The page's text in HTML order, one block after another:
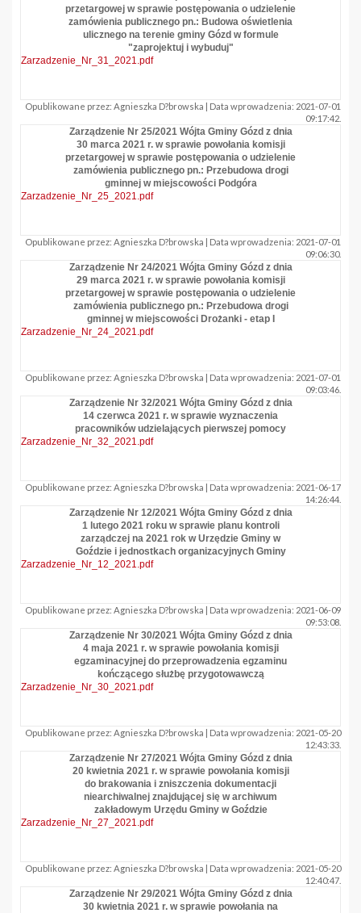
przetargowej w sprawie postępowania o udzielenie
zamówienia publicznego pn.: Budowa oświetlenia
ulicznego na terenie gminy Gózd w formule
"zaprojektuj i wybuduj"
Zarzadzenie_Nr_31_2021.pdf
Opublikowane przez: Agnieszka D?browska | Data wprowadzenia: 2021-07-01
09:17:42.
Zarządzenie Nr 25/2021 Wójta Gminy Gózd z dnia
30 marca 2021 r. w sprawie powołania komisji
przetargowej w sprawie postępowania o udzielenie
zamówienia publicznego pn.: Przebudowa drogi
gminnej w miejscowości Podgóra
Zarzadzenie_Nr_25_2021.pdf
Opublikowane przez: Agnieszka D?browska | Data wprowadzenia: 2021-07-01
09:06:30.
Zarządzenie Nr 24/2021 Wójta Gminy Gózd z dnia
29 marca 2021 r. w sprawie powołania komisji
przetargowej w sprawie postępowania o udzielenie
zamówienia publicznego pn.: Przebudowa drogi
gminnej w miejscowości Drożanki - etap I
Zarzadzenie_Nr_24_2021.pdf
Opublikowane przez: Agnieszka D?browska | Data wprowadzenia: 2021-07-01
09:03:46.
Zarządzenie Nr 32/2021 Wójta Gminy Gózd z dnia
14 czerwca 2021 r. w sprawie wyznaczenia
pracowników udzielających pierwszej pomocy
Zarzadzenie_Nr_32_2021.pdf
Opublikowane przez: Agnieszka D?browska | Data wprowadzenia: 2021-06-17
14:26:44.
Zarządzenie Nr 12/2021 Wójta Gminy Gózd z dnia
1 lutego 2021 roku w sprawie planu kontroli
zarządczej na 2021 rok w Urzędzie Gminy w
Goździe i jednostkach organizacyjnych Gminy
Zarzadzenie_Nr_12_2021.pdf
Opublikowane przez: Agnieszka D?browska | Data wprowadzenia: 2021-06-09
09:53:08.
Zarządzenie Nr 30/2021 Wójta Gminy Gózd z dnia
4 maja 2021 r. w sprawie powołania komisji
egzaminacyjnej do przeprowadzenia egzaminu
kończącego służbę przygotowawczą
Zarzadzenie_Nr_30_2021.pdf
Opublikowane przez: Agnieszka D?browska | Data wprowadzenia: 2021-05-20
12:43:33.
Zarządzenie Nr 27/2021 Wójta Gminy Gózd z dnia
20 kwietnia 2021 r. w sprawie powołania komisji
do brakowania i zniszczenia dokumentacji
niearchiwalnej znajdującej się w archiwum
zakładowym Urzędu Gminy w Goździe
Zarzadzenie_Nr_27_2021.pdf
Opublikowane przez: Agnieszka D?browska | Data wprowadzenia: 2021-05-20
12:40:47.
Zarządzenie Nr 29/2021 Wójta Gminy Gózd z dnia
30 kwietnia 2021 r. w sprawie powołania na